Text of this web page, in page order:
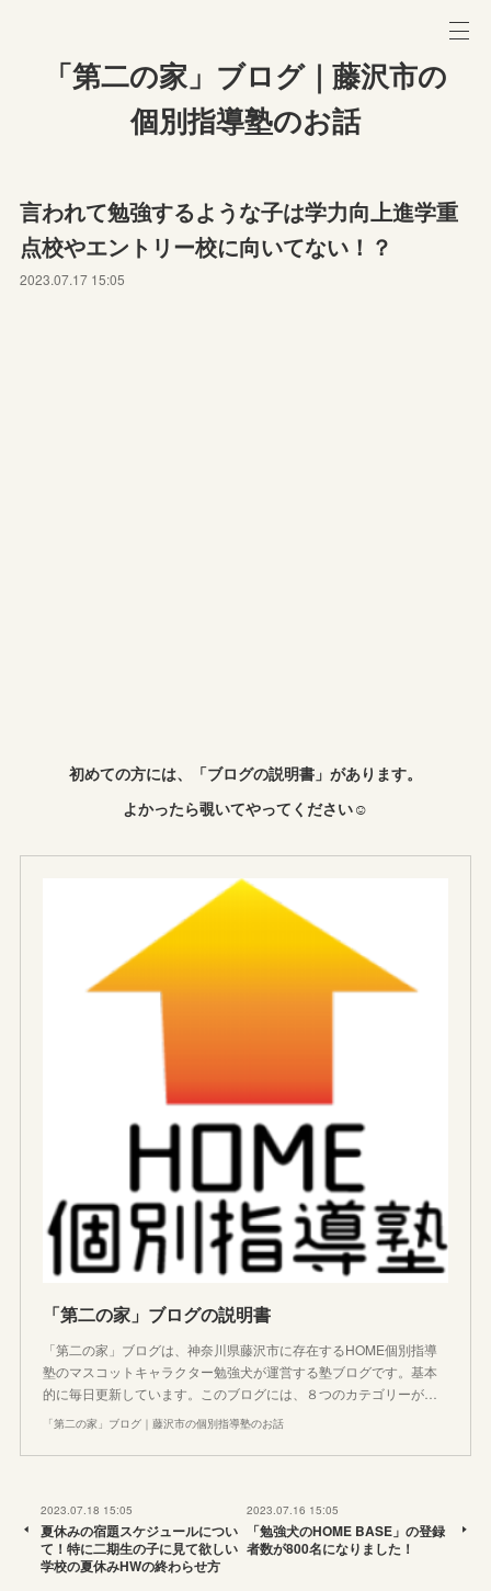
「第二の家」ブログ｜藤沢市の
個別指導塾のお話
言われて勉強するような子は学力向上進学重
点校やエントリー校に向いてない！？
2023.07.17 15:05
初めての方には、「ブログの説明書」があります。
よかったら覗いてやってください☺︎
「第二の家」ブログの説明書
「第二の家」ブログは、神奈川県藤沢市に存在するHOME個別指導
塾のマスコットキャラクター勉強犬が運営する塾ブログです。基本
的に毎日更新しています。このブログには、８つのカテゴリーが…
「第二の家」ブログ｜藤沢市の個別指導塾のお話
2023.07.18 15:05
夏休みの宿題スケジュールについ
て！特に二期生の子に見て欲しい
学校の夏休みHWの終わらせ方
2023.07.16 15:05
「勉強犬のHOME BASE」の登録
者数が800名になりました！